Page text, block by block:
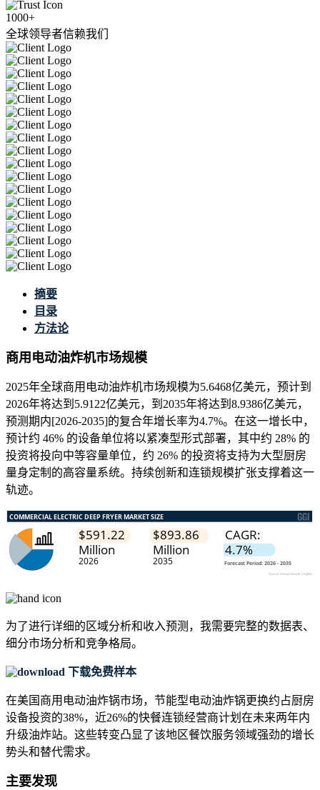
1000+
全球领导者信赖我们
摘要
目录
方法论
商用电动油炸机市场规模
2025年全球商用电动油炸机市场规模为5.6468亿美元，预计到
2026年将达到5.9122亿美元，到2035年将达到8.9386亿美元，
预测期内[2026-2035]的复合年增长率为4.7%。在这一增长中，
预计约 46% 的设备单位将以紧凑型形式部署，其中约 28% 的
投资将投向中等容量单位，约 26% 的投资将支持为大型厨房
量身定制的高容量系统。持续创新和连锁规模扩张支撑着这一
轨迹。
为了进行详细的区域分析和收入预测，我需要完整的数据表、
细分市场分析和竞争格局。
下载免费样本
在美国商用电动油炸锅市场，节能型电动油炸锅更换约占厨房
设备投资的38%，近26%的快餐连锁经营商计划在未来两年内
升级油炸站。这些转变凸显了该地区餐饮服务领域强劲的增长
势头和替代需求。
主要发现